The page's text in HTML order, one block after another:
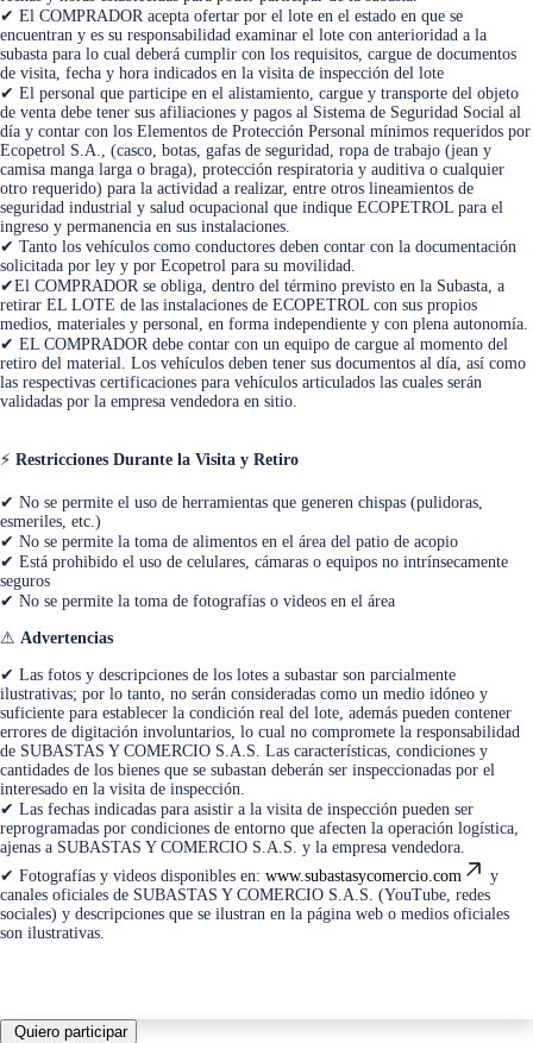
✔ El COMPRADOR acepta ofertar por el lote en el estado en que se
encuentran y es su responsabilidad examinar el lote con anterioridad a la
subasta para lo cual deberá cumplir con los requisitos, cargue de documentos
de visita, fecha y hora indicados en la visita de inspección del lote
✔ El personal que participe en el alistamiento, cargue y transporte del objeto
de venta debe tener sus afiliaciones y pagos al Sistema de Seguridad Social al
día y contar con los Elementos de Protección Personal mínimos requeridos por
Ecopetrol S.A., (casco, botas, gafas de seguridad, ropa de trabajo (jean y
camisa manga larga o braga), protección respiratoria y auditiva o cualquier
otro requerido) para la actividad a realizar, entre otros lineamientos de
seguridad industrial y salud ocupacional que indique ECOPETROL para el
ingreso y permanencia en sus instalaciones.
✔ Tanto los vehículos como conductores deben contar con la documentación
solicitada por ley y por Ecopetrol para su movilidad.
✔El COMPRADOR se obliga, dentro del término previsto en la Subasta, a
retirar EL LOTE de las instalaciones de ECOPETROL con sus propios
medios, materiales y personal, en forma independiente y con plena autonomía.
✔ EL COMPRADOR debe contar con un equipo de cargue al momento del
retiro del material. Los vehículos deben tener sus documentos al día, así como
las respectivas certificaciones para vehículos articulados las cuales serán
validadas por la empresa vendedora en sitio.
⚡ Restricciones Durante la Visita y Retiro
✔ No se permite el uso de herramientas que generen chispas (pulidoras,
esmeriles, etc.)
✔ No se permite la toma de alimentos en el área del patio de acopio
✔ Está prohibido el uso de celulares, cámaras o equipos no intrínsecamente
seguros
✔ No se permite la toma de fotografías o videos en el área
⚠ Advertencias
✔ Las fotos y descripciones de los lotes a subastar son parcialmente
ilustrativas; por lo tanto, no serán consideradas como un medio idóneo y
suficiente para establecer la condición real del lote, además pueden contener
errores de digitación involuntarios, lo cual no compromete la responsabilidad
de SUBASTAS Y COMERCIO S.A.S. Las características, condiciones y
cantidades de los bienes que se subastan deberán ser inspeccionadas por el
interesado en la visita de inspección.
✔ Las fechas indicadas para asistir a la visita de inspección pueden ser
reprogramadas por condiciones de entorno que afecten la operación logística,
ajenas a SUBASTAS Y COMERCIO S.A.S. y la empresa vendedora.
✔ Fotografías y videos disponibles en: www.subastasycomercio.com
y
canales oficiales de SUBASTAS Y COMERCIO S.A.S. (YouTube, redes
sociales) y descripciones que se ilustran en la página web o medios oficiales
son ilustrativas.
Quiero participar